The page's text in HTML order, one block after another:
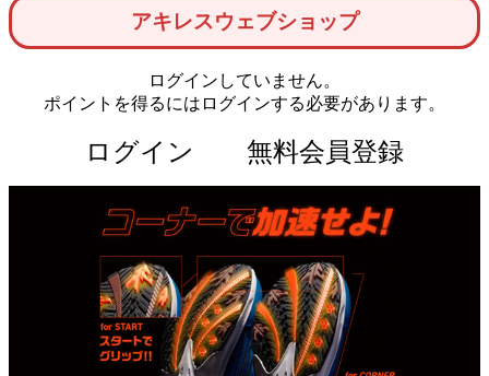
アキレスウェブショップ
ログインしていません。
ポイントを得るにはログインする必要があります。
ログイン 無料会員登録